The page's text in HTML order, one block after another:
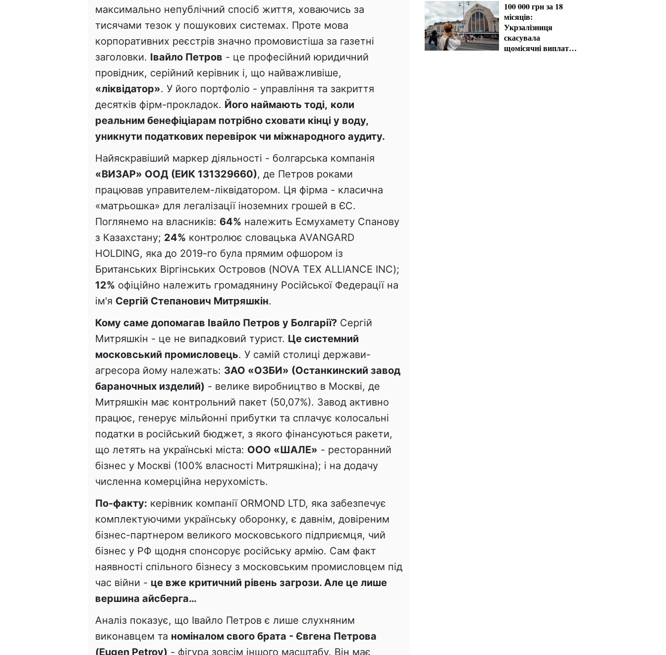
максимально непублічний спосіб життя, ховаючись за
тисячами тезок у пошукових системах. Проте мова
корпоративних реєстрів значно промовистіша за газетні
заголовки. Івайло Петров - це професійний юридичний
провідник, серійний керівник і, що найважливіше,
«ліквідатор». У його портфоліо - управління та закриття
десятків фірм-прокладок. Його наймають тоді, коли
реальним бенефіціарам потрібно сховати кінці у воду,
уникнути податкових перевірок чи міжнародного аудиту.
Найяскравіший маркер діяльності - болгарська компанія
«ВИЗАР» ООД (ЕИК 131329660), де Петров роками
працював управителем-ліквідатором. Ця фірма - класична
«матрьошка» для легалізації іноземних грошей в ЄС.
Поглянемо на власників: 64% належить Есмухамету Спанову
з Казахстану; 24% контролює словацька AVANGARD
HOLDING, яка до 2019-го була прямим офшором із
Британських Віргінських Островов (NOVA TEX ALLIANCE INC);
12% офіційно належить громадянину Російської Федерації на
ім'я Сергій Степанович Митряшкін.
Кому саме допомагав Івайло Петров у Болгарії? Сергій
Митряшкін - це не випадковий турист. Це системний
московський промисловець. У самій столиці держави-
агресора йому належать: ЗАО «ОЗБИ» (Останкинский завод
бараночных изделий) - велике виробництво в Москві, де
Митряшкін має контрольний пакет (50,07%). Завод активно
працює, генерує мільйонні прибутки та сплачує колосальні
податки в російський бюджет, з якого фінансуються ракети,
що летять на українські міста: ООО «ШАЛЕ» - ресторанний
бізнес у Москві (100% власності Митряшкіна); і на додачу
численна комерційна нерухомість.
По-факту: керівник компанії ORMOND LTD, яка забезпечує
комплектуючими українську оборонку, є давнім, довіреним
бізнес-партнером великого московського підприємця, чий
бізнес у РФ щодня спонсорує російську армію. Сам факт
наявності спільного бізнесу з московським промисловцем під
час війни - це вже критичний рівень загрози. Але це лише
вершина айсберга…
Аналіз показує, що Івайло Петров є лише слухняним
виконавцем та номіналом свого брата - Євгена Петрова
(Eugen Petrov) - фігура зовсім іншого масштабу. Він має
100 000 грн за 18
місяців:
Укрзалізниця
скасувала
щомісячні виплати